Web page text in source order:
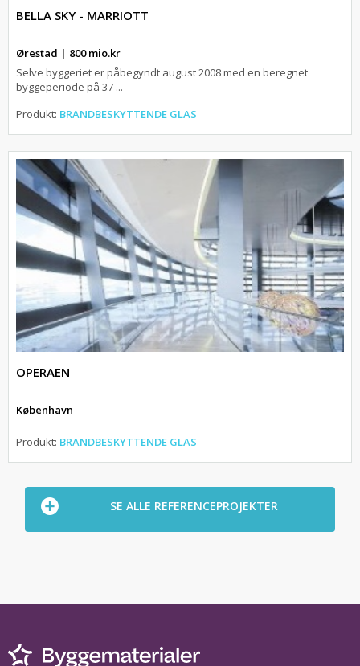
BELLA SKY - MARRIOTT
Ørestad | 800 mio.kr
Selve byggeriet er påbegyndt august 2008 med en beregnet
byggeperiode på 37 ...
Produkt: BRANDBESKYTTENDE GLAS
OPERAEN
København
Produkt: BRANDBESKYTTENDE GLAS
SE ALLE REFERENCEPROJEKTER